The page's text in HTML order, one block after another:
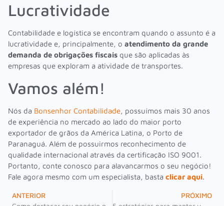
Lucratividade
Contabilidade e logística se encontram quando o assunto é a
lucratividade e, principalmente, o atendimento da grande
demanda de obrigações fiscais que são aplicadas às
empresas que exploram a atividade de transportes.
Vamos além!
Nós da Bonsenhor Contabilidade, possuímos mais 30 anos
de experiência no mercado ao lado do maior porto
exportador de grãos da América Latina, o Porto de
Paranaguá. Além de possuirmos reconhecimento de
qualidade internacional através da certificação ISO 9001.
Portanto, conte conosco para alavancarmos o seu negócio!
Fale agora mesmo com um especialista, basta clicar aqui.
ANTERIOR
PRÓXIMO